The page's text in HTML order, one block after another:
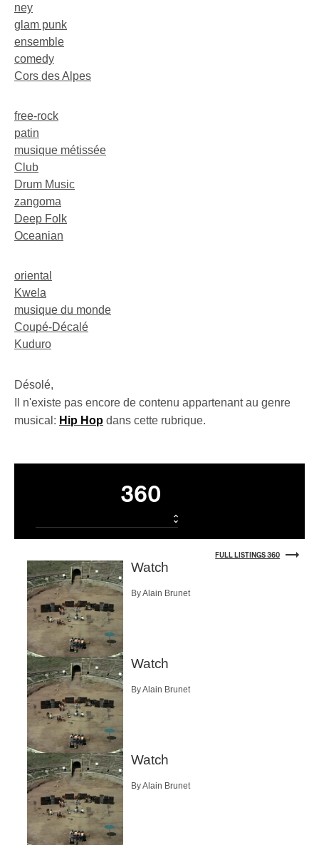
ney
glam punk
ensemble
comedy
Cors des Alpes
free-rock
patin
musique métissée
Club
Drum Music
zangoma
Deep Folk
Oceanian
oriental
Kwela
musique du monde
Coupé-Décalé
Kuduro
Désolé,
Il n'existe pas encore de contenu appartenant au genre
musical: Hip Hop dans cette rubrique.
360
FULL LISTINGS 360
Watch
By Alain Brunet
Watch
By Alain Brunet
Watch
By Alain Brunet